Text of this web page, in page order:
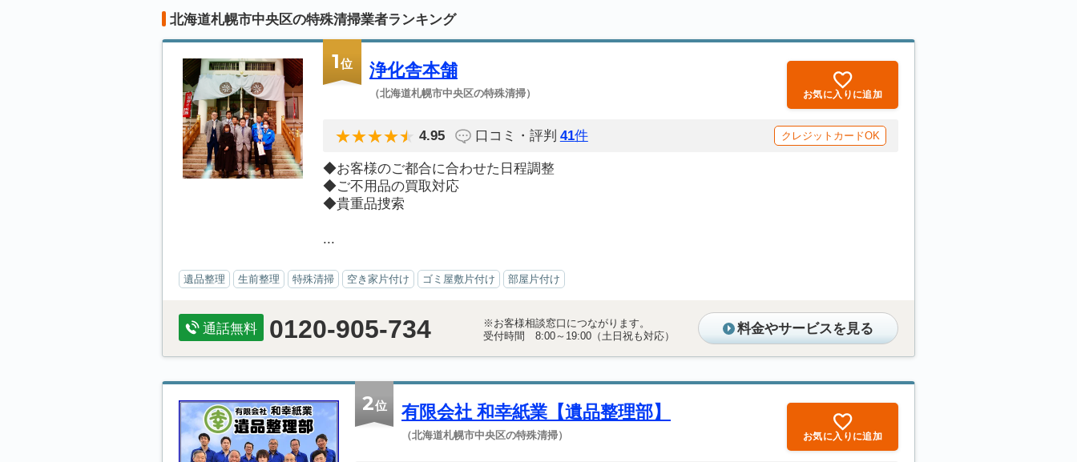
北海道札幌市中央区の特殊清掃業者ランキング
1位 浄化舎本舗
（北海道札幌市中央区の特殊清掃） お気に入りに追加
4.95 口コミ・評判 41件 クレジットカードOK
◆お客様のご都合に合わせた日程調整
◆ご不用品の買取対応
◆貴重品捜索
...
遺品整理 生前整理 特殊清掃 空き家片付け ゴミ屋敷片付け 部屋片付け
通話無料 0120-905-734
※お客様相談窓口につながります。
受付時間 8:00～19:00（土日祝も対応）
料金やサービスを見る
2位 有限会社 和幸紙業【遺品整理部】
（北海道札幌市中央区の特殊清掃） お気に入りに追加